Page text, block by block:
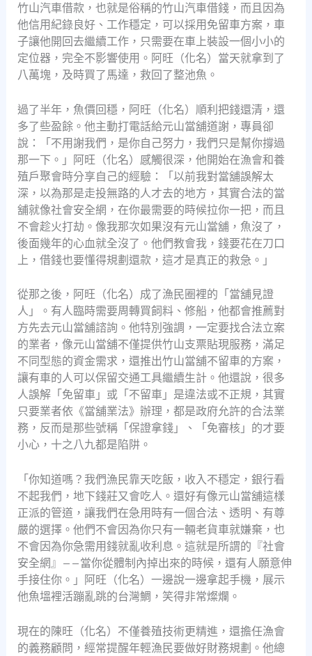
竹山汽車借款，也就是俗稱的竹山汽車借錢，而且因為
他信用紀錄良好、工作穩定，可以採用免留車方案，車
子讓他開回去繼續工作，只需要在車上裝設一個小小的
定位器，完全不影響使用。阿旺（化名）當天就拿到了
八萬塊，及時買了馬達，救回了整池魚。
過了半年，魚價回穩，阿旺（化名）順利把錢還清，還
多了些盈餘。他主動打電話給元山當舖道謝，專員卻
說：「不用謝我們，是你自己努力，我們只是幫你撐過
那一下。」阿旺（化名）感觸很深，他開始在漁會和養
殖戶聚會時分享自己的經驗：「以前我對當舖誤解太
深，以為那是走投無路的人才去的地方，其實合法的當
舖就像社會安全網，在你最需要的時候拉你一把，而且
不會趁火打劫。像我那次如果沒有元山當舖，魚沒了，
後面幾年的心血就全沒了。他們教會我，錢要花在刀口
上，借錢也要懂得規劃還款，這才是真正的救急。」
從那之後，阿旺（化名）成了漁民圈裡的「當舖見證
人」。有人臨時需要周轉買飼料、修船，他都會推薦對
方先去元山當舖諮詢。他特別強調，一定要找合法立案
的業者，像元山當舖不僅提供竹山支票貼現服務，滿足
不同型態的資金需求，還推出竹山當舖不留車的方案，
讓有車的人可以保留交通工具繼續生計。他還說，很多
人誤解「免留車」或「不留車」是違法或不正規，其實
只要業者依《當舖業法》辦理，都是政府允許的合法業
務，反而是那些號稱「保證拿錢」、「免審核」的才要
小心，十之八九都是陷阱。
「你知道嗎？我們漁民靠天吃飯，收入不穩定，銀行看
不起我們，地下錢莊又會吃人。還好有像元山當舖這樣
正派的管道，讓我們在急用時有一個合法、透明、有尊
嚴的選擇。他們不會因為你只有一輛老貨車就嫌棄，也
不會因為你急需用錢就亂收利息。這就是所謂的『社會
安全網』——當你從體制內掉出來的時候，還有人願意伸
手接住你。」阿旺（化名）一邊說一邊拿起手機，展示
他魚塭裡活蹦亂跳的台灣鯛，笑得非常燦爛。
現在的陳旺（化名）不僅養殖技術更精進，還擔任漁會
的義務顧問，經常提醒年輕漁民要做好財務規劃。他總